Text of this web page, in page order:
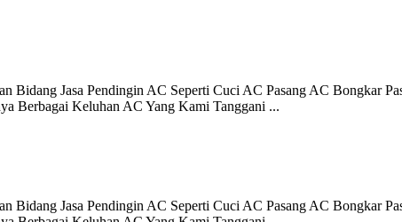
Bidang Jasa Pendingin AC Seperti Cuci AC Pasang AC Bongkar
Berbagai Keluhan AC Yang Kami Tanggani ...
Bidang Jasa Pendingin AC Seperti Cuci AC Pasang AC Bongkar